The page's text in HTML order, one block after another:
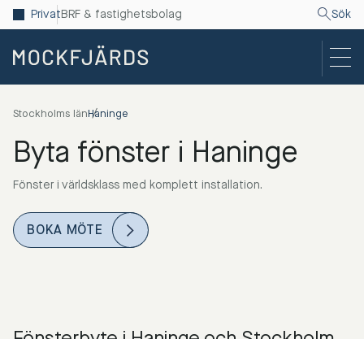
PrivatBRF & fastighetsbolag Sök
Stockholms länHaninge
Byta fönster i Haninge
Fönster i världsklass med komplett installation.
BOKA MÖTE